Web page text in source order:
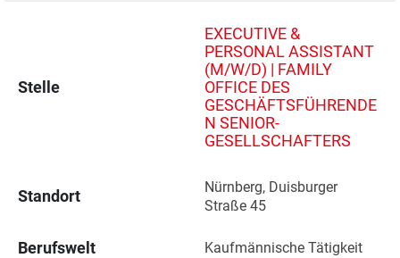
Stelle
EXECUTIVE &
PERSONAL ASSISTANT
(M/W/D) | FAMILY
OFFICE DES
GESCHÄFTSFÜHRENDE
N SENIOR-
GESELLSCHAFTERS
Standort
Nürnberg, Duisburger
Straße 45
Berufswelt Kaufmännische Tätigkeit